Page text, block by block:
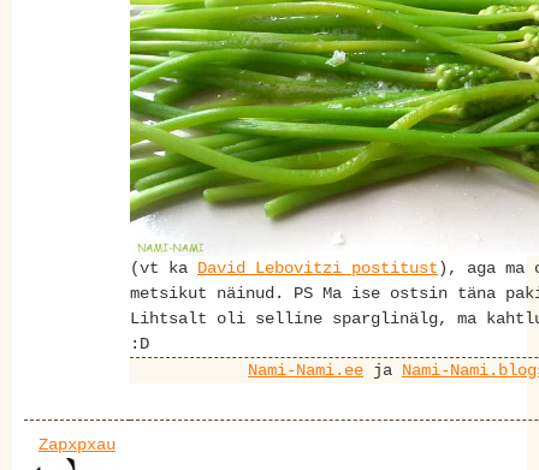
(vt ka David Lebovitzi postitust), aga ma
metsikut näinud. PS Ma ise ostsin täna
Lihtsalt oli selline sparglinälg, ma
:D
Nami-Nami.ee ja Nami-
Zapxpxau